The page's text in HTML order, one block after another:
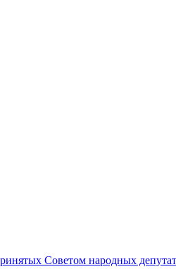
Советом народных